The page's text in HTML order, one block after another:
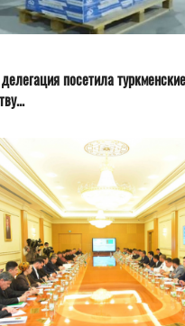
посетила